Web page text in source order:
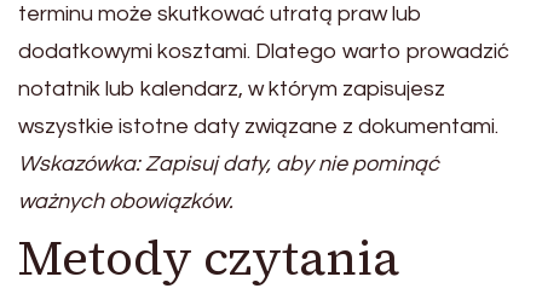
terminu może skutkować utratą praw lub
dodatkowymi kosztami. Dlatego warto prowadzić
notatnik lub kalendarz, w którym zapisujesz
wszystkie istotne daty związane z dokumentami.
Wskazówka: Zapisuj daty, aby nie pominąć
ważnych obowiązków.
Metody czytania